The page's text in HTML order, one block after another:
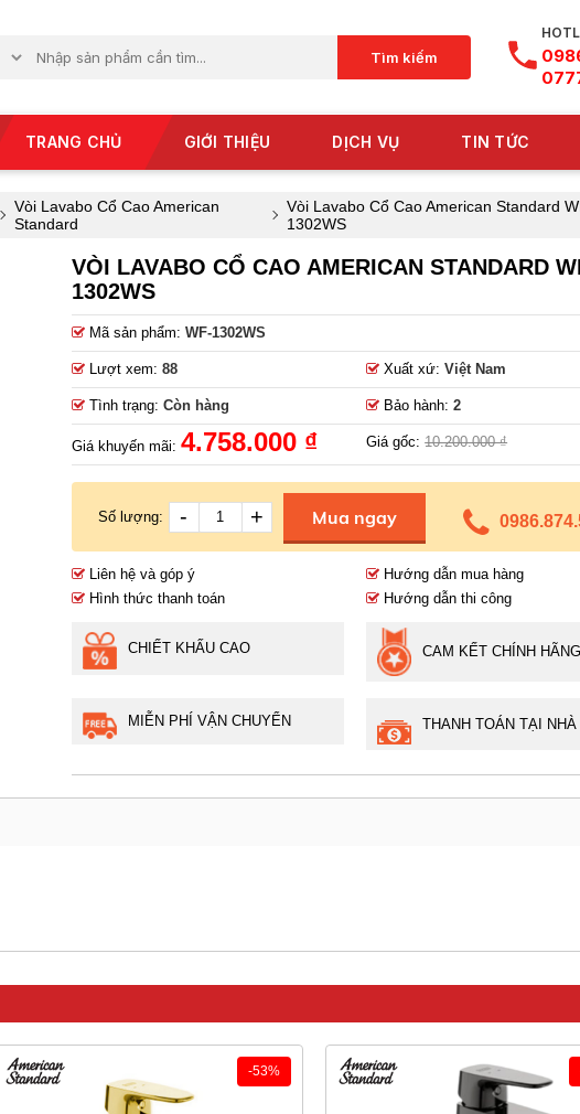
Tìm kiếm
TRANG CHỦ GIỚI THIỆU DỊCH VỤ TIN TỨC
Vòi Lavabo Cổ Cao American
Standard
Vòi Lavabo Cổ Cao American Standard
1302WS
VÒI LAVABO CỔ CAO AMERICAN STANDARD
1302WS
Mã sản phẩm:WF-1302WS
Lượt xem:88 Xuất xứ:Việt Nam
Tình trạng:Còn hàng Bảo hành:2
Giá khuyến mãi:4.758.000 ₫ Giá gốc:10.200.000 ₫
Số lượng: - + Mua ngay
Liên hệ và góp ý
Hướng dẫn mua hàng
Hình thức thanh toán
Hướng dẫn thi công
CHIẾT KHẤU CAO CAM KẾT CHÍNH HÃNG
MIỄN PHÍ VẬN CHUYỂN THANH TOÁN TẠI NHÀ
-53%